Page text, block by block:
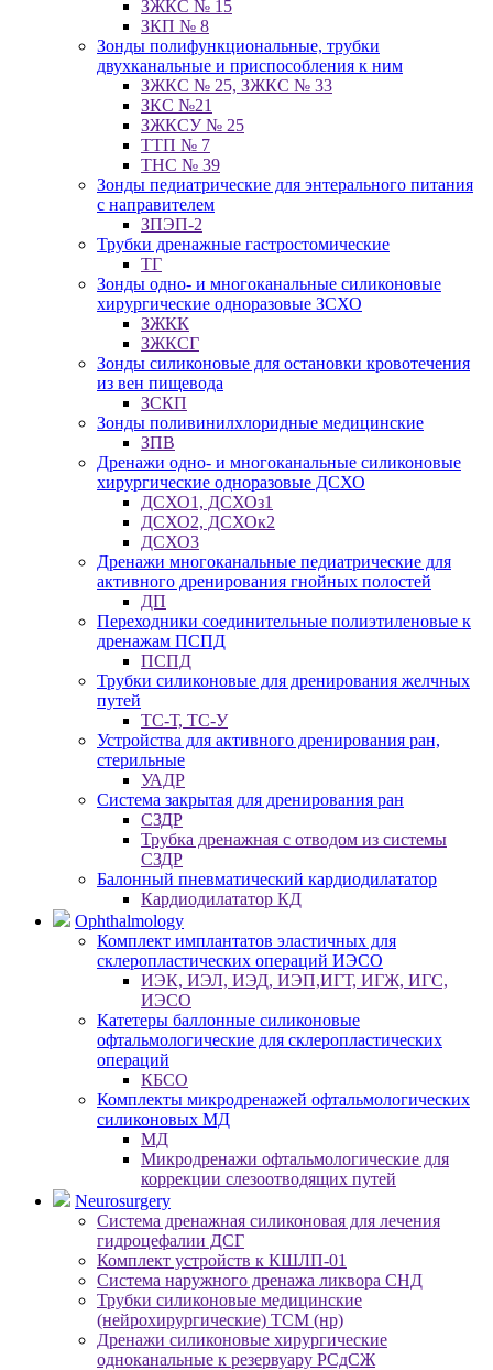
ЗЖКС № 15
ЗКП № 8
Зонды полифункциональные, трубки
двухканальные и приспособления к ним
ЗЖКС № 25, ЗЖКС № 33
ЗКС №21
ЗЖКСУ № 25
ТТП № 7
ТНС № 39
Зонды педиатрические для энтерального питания
с направителем
ЗПЭП-2
Трубки дренажные гастростомические
ТГ
Зонды одно- и многоканальные силиконовые
хирургические одноразовые ЗСХО
ЗЖКК
ЗЖКСГ
Зонды силиконовые для остановки кровотечения
из вен пищевода
ЗСКП
Зонды поливинилхлоридные медицинские
ЗПВ
Дренажи одно- и многоканальные силиконовые
хирургические одноразовые ДСХО
ДСХО1, ДСХОз1
ДСХО2, ДСХОк2
ДСХО3
Дренажи многоканальные педиатрические для
активного дренирования гнойных полостей
ДП
Переходники соединительные полиэтиленовые к
дренажам ПСПД
ПСПД
Трубки силиконовые для дренирования желчных
путей
ТС-Т, ТС-У
Устройства для активного дренирования ран,
стерильные
УАДР
Система закрытая для дренирования ран
СЗДР
Трубка дренажная с отводом из системы
СЗДР
Балонный пневматический кардиодилататор
Кардиодилататор КД
Ophthalmology
Комплект имплантатов эластичных для
склеропластических операций ИЭСО
ИЭК, ИЭЛ, ИЭД, ИЭП,ИГТ, ИГЖ, ИГС,
ИЭСО
Катетеры баллонные силиконовые
офтальмологические для склеропластических
операций
КБСО
Комплекты микродренажей офтальмологических
силиконовых МД
МД
Микродренажи офтальмологические для
коррекции слезоотводящих путей
Neurosurgery
Система дренажная силиконовая для лечения
гидроцефалии ДСГ
Комплект устройств к КШЛП-01
Система наружного дренажа ликвора СНД
Трубки силиконовые медицинские
(нейрохирургические) ТСМ (нр)
Дренажи силиконовые хирургические
одноканальные к резервуару РСдСЖ